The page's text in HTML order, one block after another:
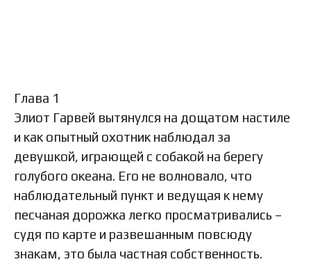
Глава 1
Элиот Гарвей вытянулся на дощатом настиле
и как опытный охотник наблюдал за
девушкой, играющей с собакой на берегу
голубого океана. Его не волновало, что
наблюдательный пункт и ведущая к нему
песчаная дорожка легко просматривались –
судя по карте и развешанным повсюду
знакам, это была частная собственность.